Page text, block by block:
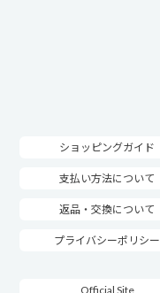
ショッピングガイド
支払い方法について
返品・交換について
プライバシーポリシー
Official Site